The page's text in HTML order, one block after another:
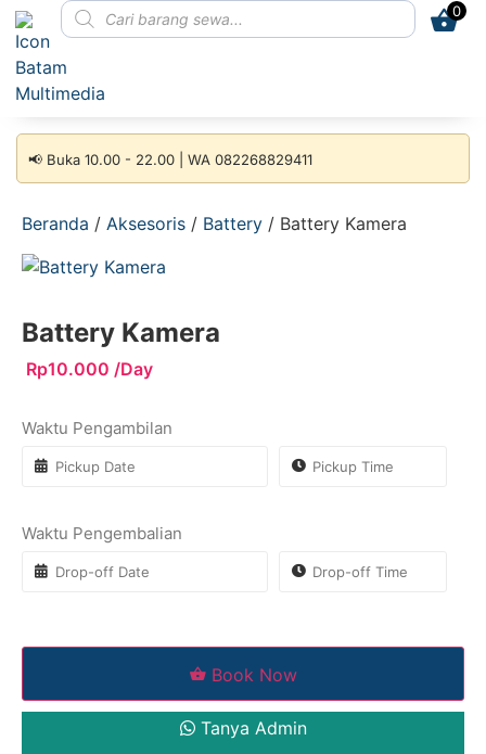
0
📢 Buka 10.00 - 22.00 | WA 082268829411
Beranda / Aksesoris / Battery / Battery Kamera
Battery Kamera
Rp10.000 /Day
Waktu Pengambilan
Waktu Pengembalian
Book Now
Tanya Admin